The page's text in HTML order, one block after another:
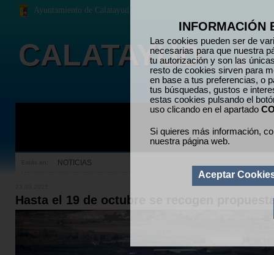
INFORMACIÓN
Las cookies pueden ser de
necesarias para que nuestra
tu autorización y son las
resto de cookies sirven para
en base a tus preferencias, o
tus búsquedas, gustos e
estas cookies pulsando el
uso clicando en el apartado
Si quieres más información,
nuestra página web.
Aceptar
Hasta el 19 de octubre se recogen
NOTICIAS
Ayuntamiento de Calatayud
CALATAYUD